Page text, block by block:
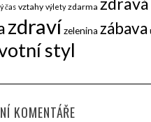
čas vztahy výlety zdarma
zdravízelenina zábava
styl
KOMENTÁŘE